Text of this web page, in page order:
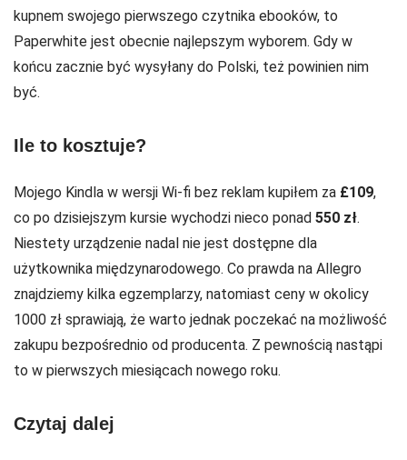
kupnem swojego pierwszego czytnika ebooków, to
Paperwhite jest obecnie najlepszym wyborem. Gdy w
końcu zacznie być wysyłany do Polski, też powinien nim
być.
Ile to kosztuje?
Mojego Kindla w wersji Wi-fi bez reklam kupiłem za £109,
co po dzisiejszym kursie wychodzi nieco ponad 550 zł.
Niestety urządzenie nadal nie jest dostępne dla
użytkownika międzynarodowego. Co prawda na Allegro
znajdziemy kilka egzemplarzy, natomiast ceny w okolicy
1000 zł sprawiają, że warto jednak poczekać na możliwość
zakupu bezpośrednio od producenta. Z pewnością nastąpi
to w pierwszych miesiącach nowego roku.
Czytaj dalej